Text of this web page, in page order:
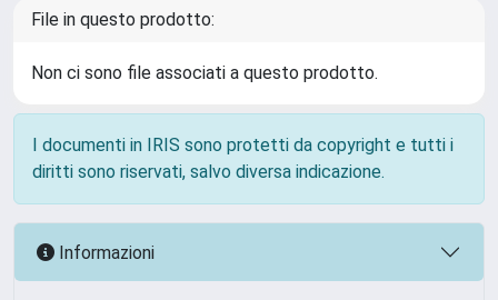
File in questo prodotto:
Non ci sono file associati a questo prodotto.
I documenti in IRIS sono protetti da copyright e tutti i
diritti sono riservati, salvo diversa indicazione.
Informazioni